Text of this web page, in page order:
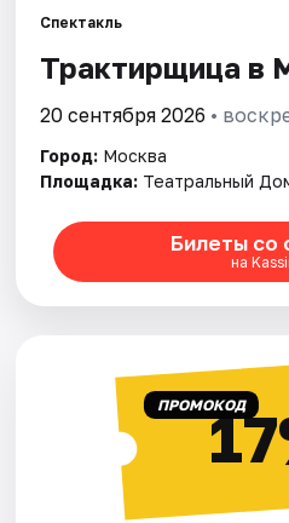
Города
Площадки
Артисты
Рейтинги
Спектакль
Трактирщица в
20 сентября 2026 •
Город: Москва
Площадка: Театральный
Билеты со
на
ПРОМОКОД